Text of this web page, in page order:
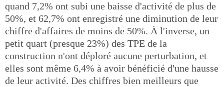
quand 7,2% ont subi une baisse d'activité de plus de
50%, et 62,7% ont enregistré une diminution de leur
chiffre d'affaires de moins de 50%. À l'inverse, un
petit quart (presque 23%) des TPE de la
construction n'ont déploré aucune perturbation, et
elles sont même 6,4% à avoir bénéficié d'une hausse
de leur activité. Des chiffres bien meilleurs que